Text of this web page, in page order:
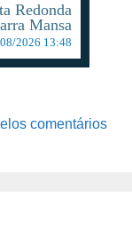
Redonda
Mansa
2026 13:48
comentários